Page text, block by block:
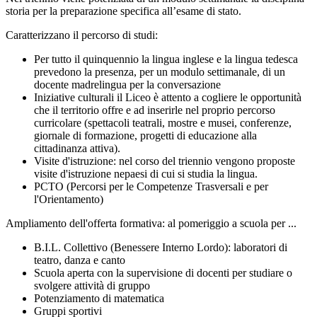
storia per la preparazione specifica all’esame di stato.
Caratterizzano il percorso di studi:
Per tutto il quinquennio la lingua inglese e la lingua tedesca
prevedono la presenza, per un modulo settimanale, di un
docente madrelingua per la conversazione
Iniziative culturali il Liceo è attento a cogliere le opportunità
che il territorio offre e ad inserirle nel proprio percorso
curricolare (spettacoli teatrali, mostre e musei, conferenze,
giornale di formazione, progetti di educazione alla
cittadinanza attiva).
Visite d'istruzione: nel corso del triennio vengono proposte
visite d'istruzione nepaesi di cui si studia la lingua.
PCTO (Percorsi per le Competenze Trasversali e per
l'Orientamento)
Ampliamento dell'offerta formativa: al pomeriggio a scuola per ...
B.I.L. Collettivo (Benessere Interno Lordo): laboratori di
teatro, danza e canto
Scuola aperta con la supervisione di docenti per studiare o
svolgere attività di gruppo
Potenziamento di matematica
Gruppi sportivi